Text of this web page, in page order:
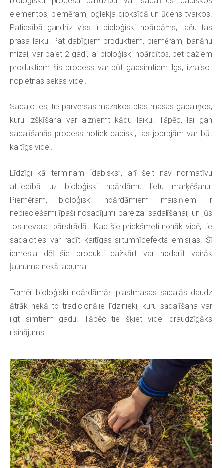
elementos, piemēram, oglekļa dioksīdā un ūdens tvaikos.
Patiesībā gandrīz viss ir bioloģiski noārdāms, taču tas
prasa laiku. Pat dabīgiem produktiem, piemēram, banānu
mizai, var paiet 2 gadi, lai bioloģiski noārdītos, bet dažiem
produktiem šis process var būt gadsimtiem ilgs, izraisot
nopietnas sekas videi.
Sadaloties, tie pārvēršas mazākos plastmasas gabaliņos,
kuru izšķīšana var aizņemt kādu laiku. Tāpēc, lai gan
sadalīšanās process notiek dabiski, tas joprojām var būt
kaitīgs videi.
Līdzīgi kā terminam “dabisks”, arī šeit nav normatīvu
attiecībā uz bioloģiski noārdāmu lietu marķēšanu.
Piemēram, bioloģiski noārdāmiem maisiņiem ir
nepieciešami īpaši nosacījumi pareizai sadalīšanai, un jūs
tos nevarat pārstrādāt. Kad šie priekšmeti nonāk vidē, tie
sadaloties var radīt kaitīgas siltumnīcefekta emisijas. Šī
iemesla dēļ šie produkti dažkārt var nodarīt vairāk
ļaunuma nekā labuma.
Tomēr bioloģiski noārdāmās plastmasas sadalās daudz
ātrāk nekā to tradicionālie līdzinieki, kuru sadalīšana var
ilgt simtiem gadu. Tāpēc tie šķiet videi draudzīgāks
risinājums.